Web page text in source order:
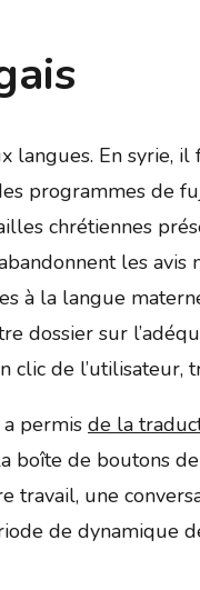
langues. En syrie,
programmes de
chrétiennes
les avis
à la langue
dossier sur
clic de
permis de la
boîte de boutons
travail, une
de dynamique